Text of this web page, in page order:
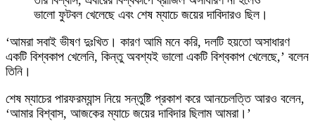
ভালো ফুটবল খেলেছে এবং শেষ ম্যাচে জয়ের দাবিদারও ছিল।
‘আমরা সবাই ভীষণ দুঃখিত। কারণ আমি মনে করি, দলটি হয়তো অসাধারণ
একটি বিশ্বকাপ খেলেনি, কিন্তু অবশ্যই ভালো একটি বিশ্বকাপ খেলেছে,’ বলেন
তিনি।
শেষ ম্যাচের পারফরম্যান্স নিয়ে সন্তুষ্টি প্রকাশ করে আনচেলত্তি আরও বলেন,
‘আমার বিশ্বাস, আজকের ম্যাচে জয়ের দাবিদার ছিলাম আমরা।’